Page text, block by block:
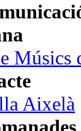
Músics
Aixelà